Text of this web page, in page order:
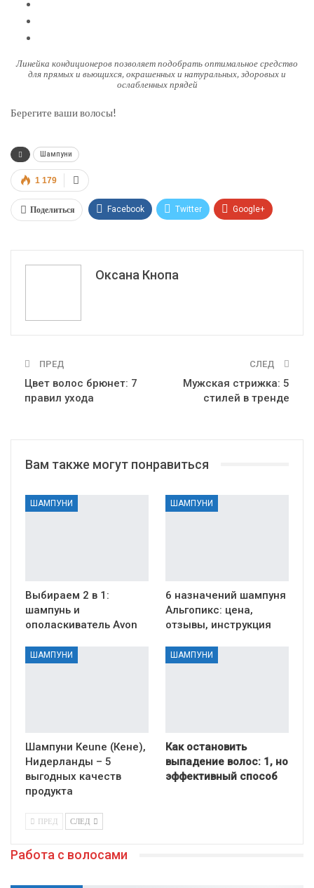
Линейка кондиционеров позволяет подобрать оптимальное средство
для прямых и вьющихся, окрашенных и натуральных, здоровых и
ослабленных прядей
Берегите ваши волосы!
Шампуни
1 179
Поделиться Facebook Twitter Google+
Оксана Кнопа
ПРЕД
Цвет волос брюнет: 7
правил ухода
СЛЕД
Мужская стрижка: 5
стилей в тренде
Вам также могут понравиться
ШАМПУНИ
Выбираем 2 в 1:
шампунь и
ополаскиватель Avon
ШАМПУНИ
6 назначений шампуня
Альгопикс: цена,
отзывы, инструкция
ШАМПУНИ
Шампуни Keune (Кене),
Нидерланды – 5
выгодных качеств
продукта
ШАМПУНИ
Как остановить
выпадение волос: 1, но
эффективный способ
ПРЕД СЛЕД
Работа с волосами